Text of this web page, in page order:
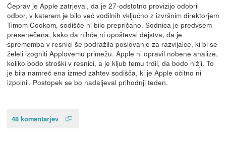
Čeprav je Apple zatrjeval, da je 27-odstotno provizijo odobril
odbor, v katerem je bilo več vodilnih vključno z izvršnim direktorjem
Timom Cookom, sodišče ni bilo prepričano. Sodnica je predvsem
presenečena, kako da nihče ni upošteval dejstva, da je
sprememba v resnici še podražila poslovanje za razvijalce, ki bi se
želeli izogniti Applovemu primežu. Apple ni opravil nobene analize,
koliko bodo stroški v resnici, a je kljub temu trdil, da bodo nižji. To
je bila namreč ena izmed zahtev sodišča, ki je Apple očitno ni
izpolnil. Postopek se bo nadaljeval prihodnji teden.
48 komentarjev